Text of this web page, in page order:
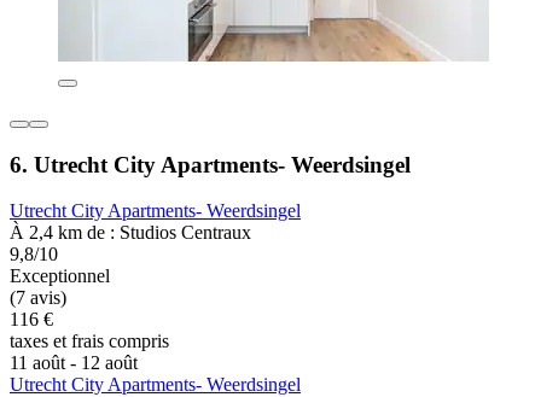
6. Utrecht City Apartments- Weerdsingel
Utrecht City Apartments- Weerdsingel
À 2,4 km de : Studios Centraux
9,8/10
Exceptionnel
(7 avis)
116 €
taxes et frais compris
11 août - 12 août
Utrecht City Apartments- Weerdsingel